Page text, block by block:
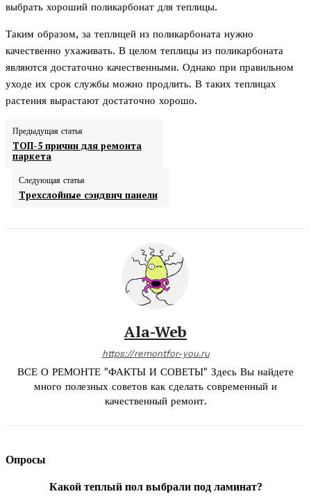
выбрать хороший поликарбонат для теплицы.
Таким образом, за теплицей из поликарбоната нужно
качественно ухаживать. В целом теплицы из поликарбоната
являются достаточно качественными. Однако при правильном
уходе их срок службы можно продлить. В таких теплицах
растения вырастают достаточно хорошо.
Предыдущая статья
ТОП-5 причин для ремонта
паркета
Следующая статья
Трехслойные сэндвич панели
Ala-Web
https://remontfor-you.ru
ВСЕ О РЕМОНТЕ "ФАКТЫ И СОВЕТЫ" Здесь Вы найдете
много полезных советов как сделать современный и
качественный ремонт.
Опросы
Какой теплый пол выбрали под ламинат?